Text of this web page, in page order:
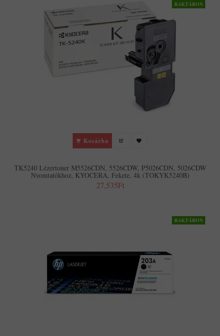
RAKTÁRON
Kosárba
TK5240 Lézertoner M5526CDN, 5526CDW, P5026CDN, 5026CDW
Nyomtatókhoz, KYOCERA, Fekete, 4k (TOKYK5240B)
27,535Ft
RAKTÁRON